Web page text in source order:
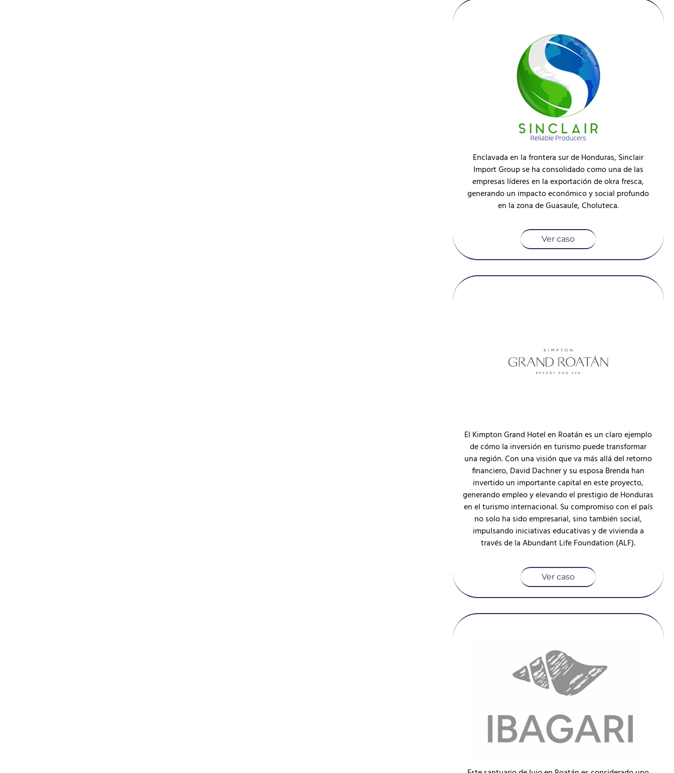
Enclavada en la frontera sur de Honduras, Sinclair
Import Group se ha consolidado como una de las
empresas líderes en la exportación de okra fresca,
generando un impacto económico y social profundo
en la zona de Guasaule, Choluteca.
Ver caso
El Kimpton Grand Hotel en Roatán es un claro ejemplo
de cómo la inversión en turismo puede transformar
una región. Con una visión que va más allá del retorno
financiero, David Dachner y su esposa Brenda han
invertido un importante capital en este proyecto,
generando empleo y elevando el prestigio de Honduras
en el turismo internacional. Su compromiso con el país
no solo ha sido empresarial, sino también social,
impulsando iniciativas educativas y de vivienda a
través de la Abundant Life Foundation (ALF).
Ver caso